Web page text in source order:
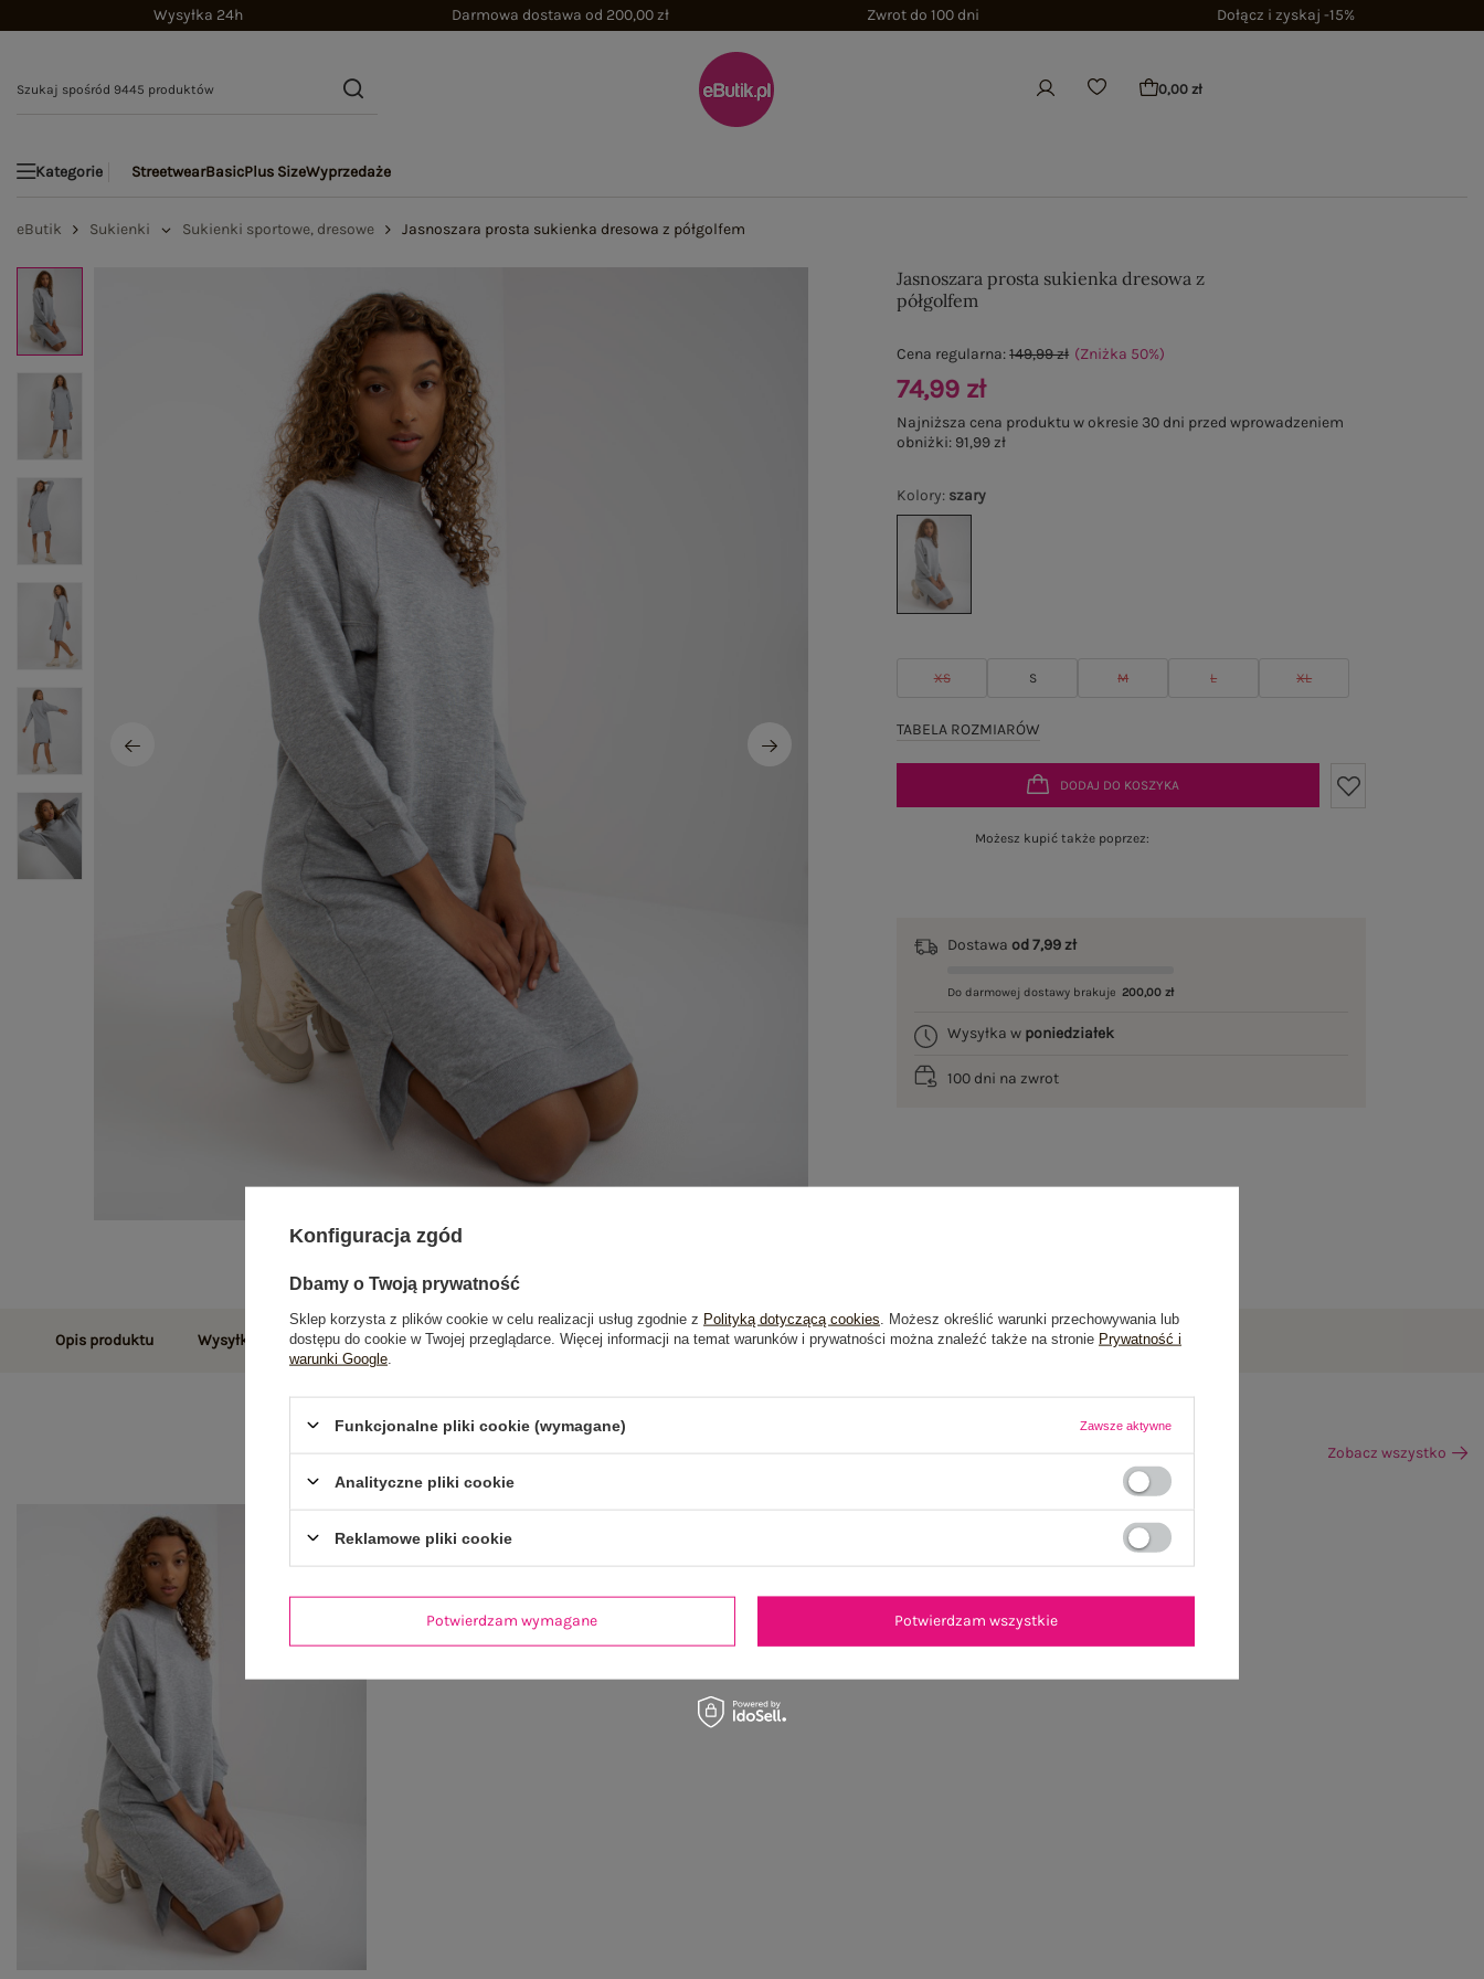
Wysyłka 24h Darmowa dostawa od 200,00 zł Zwrot do 100 dni Dołącz i zyskaj -15%
0,00 zł
Kategorie StreetwearBasicPlus SizeWyprzedaże
eButik Sukienki Sukienki sportowe, dresowe Jasnoszara prosta sukienka dresowa z półgolfem
Jasnoszara prosta sukienka dresowa z
półgolfem
Kolory: szary
XS S M L XL
TABELA ROZMIARÓW
Cena regularna:149,99 zł (Zniżka 50%)
74,99 zł
Najniższa cena produktu w okresie 30 dni przed wprowadzeniem
obniżki: 91,99 zł
DODAJ DO KOSZYKA
Możesz kupić także poprzez:
Dostawaod 7,99 zł
Do darmowej dostawy brakuje 200,00 zł
Wysyłka w poniedziałek
100 dni na zwrot
Opis produktu Wysyłka i dostawa Zwroty i reklamacje Opinie o produkcie(0)
Zobacz wszystko
Konfiguracja zgód
Dbamy o Twoją prywatność
Sklep korzysta z plików cookie w celu realizacji usług zgodnie z Polityką dotyczącą cookies . Możesz określić warunki przechowywania lub
dostępu do cookie w Twojej przeglądarce. Więcej informacji na temat warunków i prywatności można znaleźć także na stronie Prywatność i
warunki Google
Funkcjonalne pliki cookie (wymagane) Zawsze aktywne
Analityczne pliki cookie
Reklamowe pliki cookie
Potwierdzam wymagane Potwierdzam wszystkie